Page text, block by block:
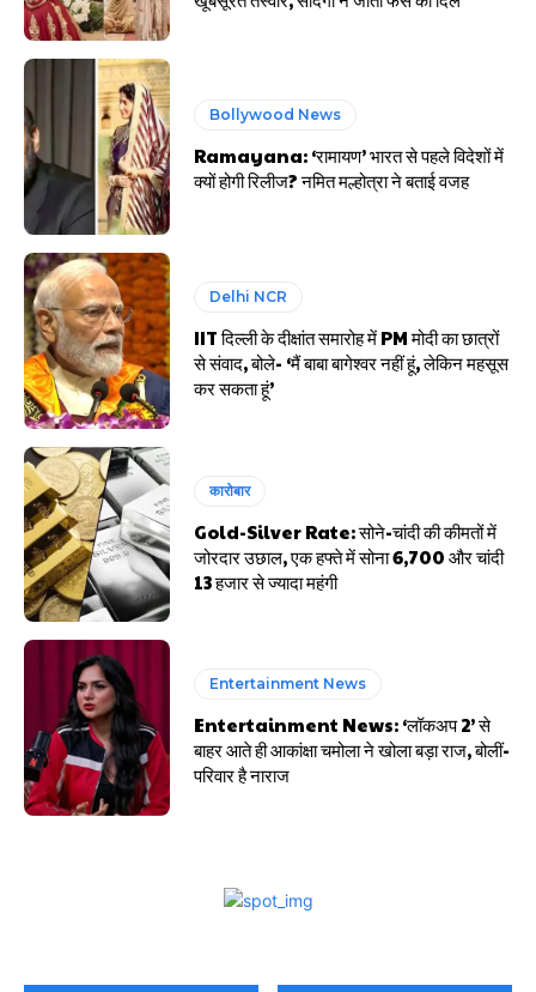
Bollywood News
Ramayana: ‘रामायण’ भारत से पहले विदेशों में
क्यों होगी रिलीज? नमित मल्होत्रा ने बताई वजह
Delhi NCR
IIT दिल्ली के दीक्षांत समारोह में PM मोदी का छात्रों
से संवाद, बोले- ‘मैं बाबा बागेश्वर नहीं हूं, लेकिन महसूस
कर सकता हूं’
कारोबार
Gold-Silver Rate: सोने-चांदी की कीमतों में
जोरदार उछाल, एक हफ्ते में सोना ₹6,700 और चांदी
₹13 हजार से ज्यादा महंगी
Entertainment News
Entertainment News: ‘लॉकअप 2’ से
बाहर आते ही आकांक्षा चमोला ने खोला बड़ा राज, बोलीं-
परिवार है नाराज